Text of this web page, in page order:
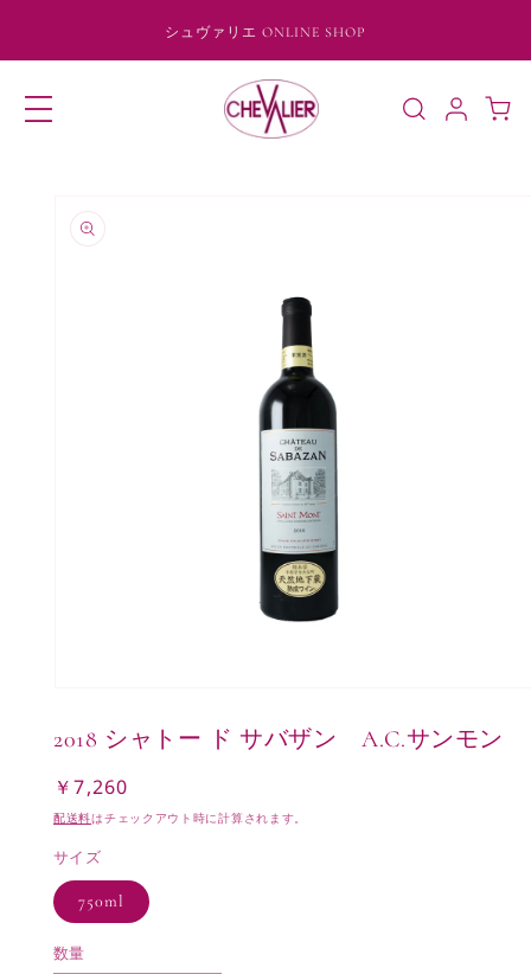
シュヴァリエ ONLINE SHOP
ロ
グ
イ
ー
報にス
キップ
ダ
で
デ
ア
(1)
を
開
く
2018 シャトー ド サバザン A.C.サンモン
通
常
格
￥7,260
配送料はチェックアウト時に計算されます。
サイズ
750ml
数量